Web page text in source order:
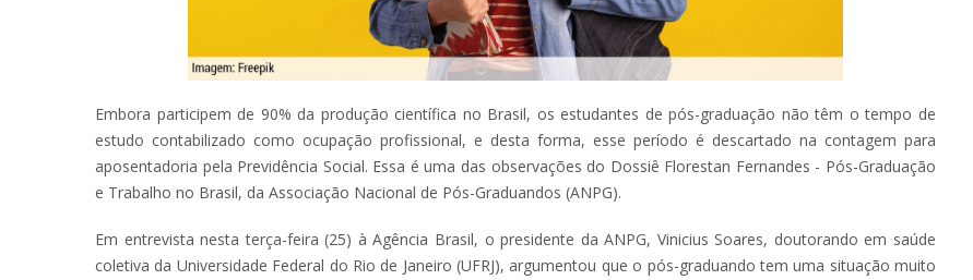
Embora participem de 90% da produção científica no Brasil, os estudantes de pós-graduação não têm o tempo de
estudo contabilizado como ocupação profissional, e desta forma, esse período é descartado na contagem para
aposentadoria pela Previdência Social. Essa é uma das observações do Dossiê Florestan Fernandes - Pós-Graduação
e Trabalho no Brasil, da Associação Nacional de Pós-Graduandos (ANPG).
Em entrevista nesta terça-feira (25) à Agência Brasil, o presidente da ANPG, Vinicius Soares, doutorando em saúde
coletiva da Universidade Federal do Rio de Janeiro (UFRJ), argumentou que o pós-graduando tem uma situação muito